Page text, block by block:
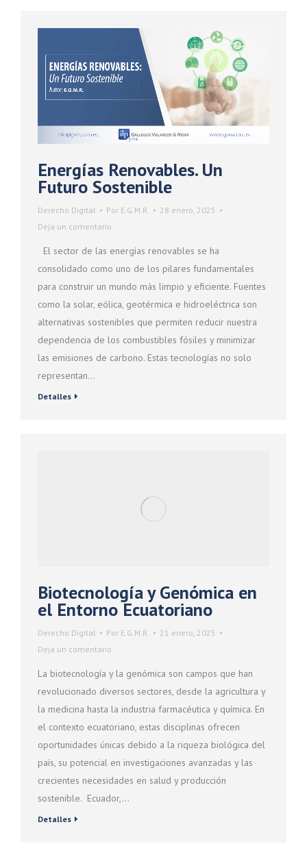
Energías Renovables. Un
Futuro Sostenible
Derecho Digital Por E.G.M.R.
28 enero, 2025
Deja un comentario
El sector de las energías renovables se ha
consolidado como uno de los pilares fundamentales
para construir un mundo más limpio y eficiente. Fuentes
como la solar, eólica, geotérmica e hidroeléctrica son
alternativas sostenibles que permiten reducir nuestra
dependencia de los combustibles fósiles y minimizar
las emisiones de carbono. Estas tecnologías no solo
representan…
Detalles
Biotecnología y Genómica en
el Entorno Ecuatoriano
Derecho Digital Por E.G.M.R.
21 enero, 2025
Deja un comentario
La biotecnología y la genómica son campos que han
revolucionado diversos sectores, desde la agricultura y
la medicina hasta la industria farmacéutica y química. En
el contexto ecuatoriano, estas disciplinas ofrecen
oportunidades únicas debido a la riqueza biológica del
país, su potencial en investigaciones avanzadas y las
crecientes necesidades en salud y producción
sostenible. Ecuador,…
Detalles